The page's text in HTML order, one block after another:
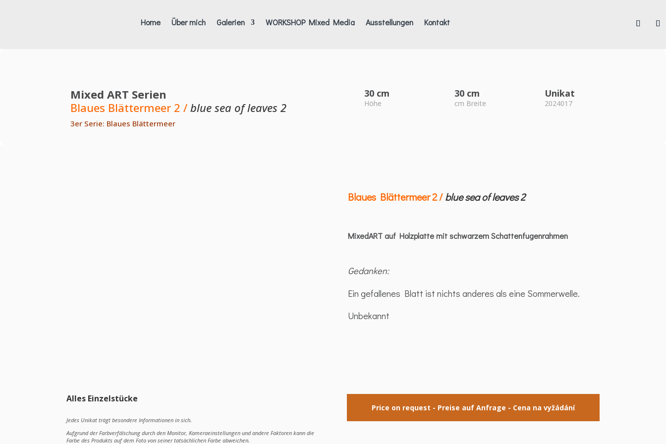
Home Über mich Galerien WORKSHOP Mixed Media Ausstellungen Kontakt
Mixed ART Serien
Blaues Blättermeer 2 / blue sea of leaves 2
3er Serie: Blaues Blättermeer
30 cm
Höhe
30 cm
cm Breite
Unikat
2024017
Blaues Blättermeer 2 /blue sea of leaves 2
MixedART auf Holzplatte mit schwarzem Schattenfugenrahmen
Gedanken:
Ein gefallenes Blatt ist nichts anderes als eine Sommerwelle.
Unbekannt
Alles Einzelstücke
Jedes Unikat trägt besondere Informationen in sich.
Aufgrund der Farbverfälschung durch den Monitor, Kameraeinstellungen und andere Faktoren kann die
Farbe des Produkts auf dem Foto von seiner tatsächlichen Farbe abweichen.
Price on request - Preise auf Anfrage - Cena na vyžádání